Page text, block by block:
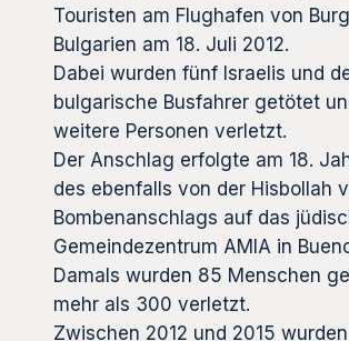
Touristen am Flughafen von
Bulgarien am 18. Juli 2012.
Dabei wurden fünf Israelis und
bulgarische Busfahrer getötet
weitere Personen verletzt.
Der Anschlag erfolgte am 18.
des ebenfalls von der Hisbollah
Bombenanschlags auf das
Gemeindezentrum AMIA in
Damals wurden 85 Menschen
mehr als 300 verletzt.
Zwischen 2012 und 2015